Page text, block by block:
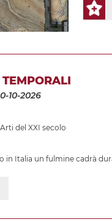
10-2026
del XXI secolo
in Italia un fulmine cadrà